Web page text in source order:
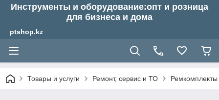
Инструменты и оборудование:опт и розница
для бизнеса и дома
ptshop.kz
Товары и услуги Ремонт, сервис и ТО Ремкомплекты